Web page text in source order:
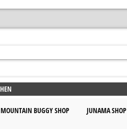
MOUNTAIN BUGGY SHOP JUNAMA SHOP